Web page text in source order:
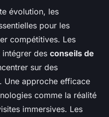
évolution, les
pour les
compétitives. Les
des conseils de
sur des
Une approche efficace
comme la réalité
immersives. Les